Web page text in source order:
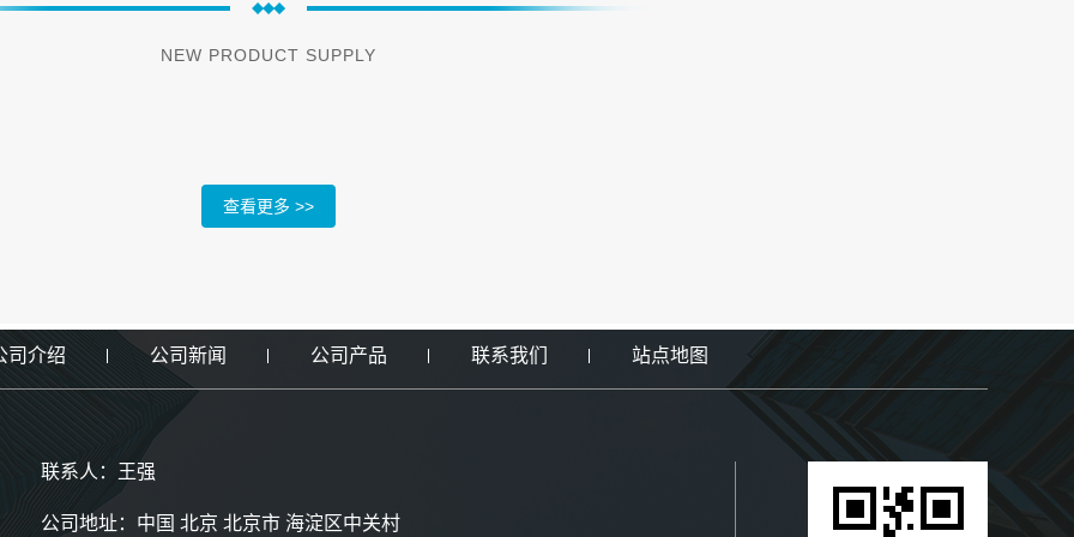
NEW PRODUCT SUPPLY
查看更多 >>
司介绍 公司新闻 公司产品 联系我们 站点地图
联系人：王强
公司地址：中国 北京 北京市 海淀区中关村